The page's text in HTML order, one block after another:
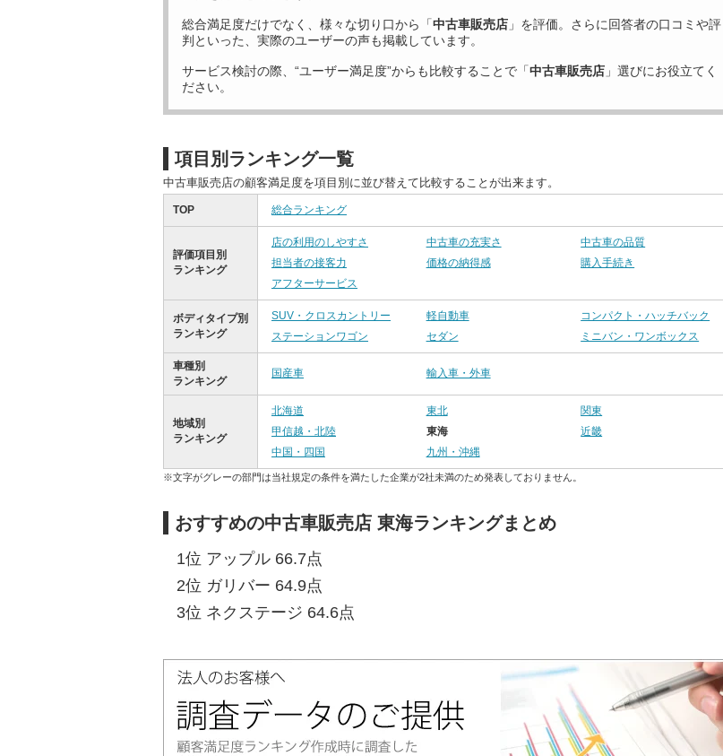
総合満足度だけでなく、様々な切り口から「中古車販売店 」を評価。さらに回答者の口コミや評
判といった、実際のユーザーの声も掲載しています。
サービス検討の際、“ユーザー満足度”からも比較することで「中古車販売店 」選びにお役立てく
ださい。
項目別ランキング一覧
中古車販売店の顧客満足度を項目別に並び替えて比較することが出来ます。
TOP 総合ランキング
評価項目別
ランキング
店の利用のしやすさ 中古車の充実さ
中古車の品質
担当者の接客力
価格の納得感
購入手続き
アフターサービス
ボディタイプ別
ランキング
SUV・クロスカントリー 軽自動車
コンパクト・ハッチバック
ステーションワゴン
セダン ミニバン・ワンボックス
車種別
ランキング
国産車 輸入車・外車
地域別
ランキング
北海道 東北
関東
甲信越・北陸
東海
近畿
中国・四国
九州・沖縄
※文字がグレーの部門は当社規定の条件を満たした企業が2社未満のため発表しておりません。
おすすめの中古車販売店 東海ランキングまとめ
1位 アップル 66.7点
2位 ガリバー 64.9点
3位 ネクステージ 64.6点